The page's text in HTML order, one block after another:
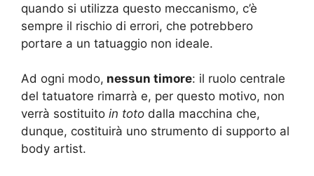
quando si utilizza questo meccanismo, c’è
sempre il rischio di errori, che potrebbero
portare a un tatuaggio non ideale.
Ad ogni modo, nessun timore: il ruolo centrale
del tatuatore rimarrà e, per questo motivo, non
verrà sostituito in toto dalla macchina che,
dunque, costituirà uno strumento di supporto al
body artist.